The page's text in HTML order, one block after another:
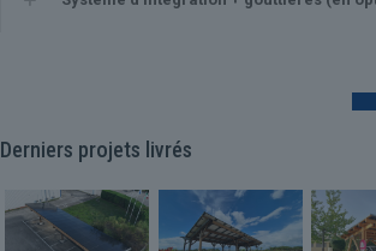
Derniers projets livrés